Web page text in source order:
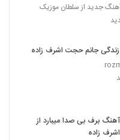
آهنگ جدید از سلطان موزیک
جانم حجت اشرف زاده
آهنگ برف بی صدا میبارد از
زاده